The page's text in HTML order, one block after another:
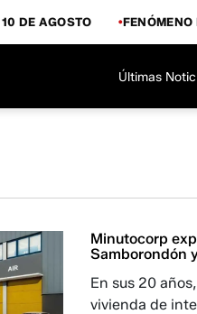
DE AGOSTO FENÓMENO
Últimas
Minutocorp
Samborondón
En sus 20
vivienda de